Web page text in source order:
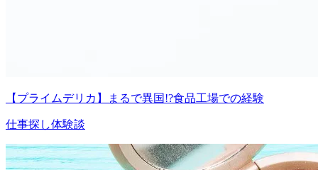
【プライムデリカ】まるで異国!?食品工場での経験
仕事探し体験談